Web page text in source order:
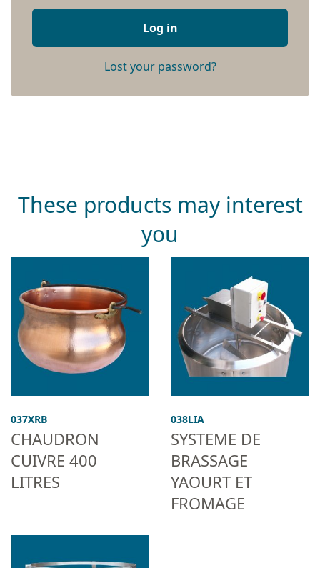
Log in
Lost your password?
These products may interest
you
037XRB
CHAUDRON
CUIVRE 400
LITRES
038LIA
SYSTEME DE
BRASSAGE
YAOURT ET
FROMAGE